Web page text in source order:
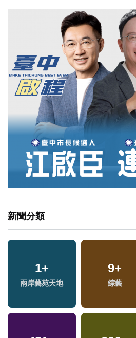
新聞分類
1+
兩岸藝苑天地
9+
綜藝